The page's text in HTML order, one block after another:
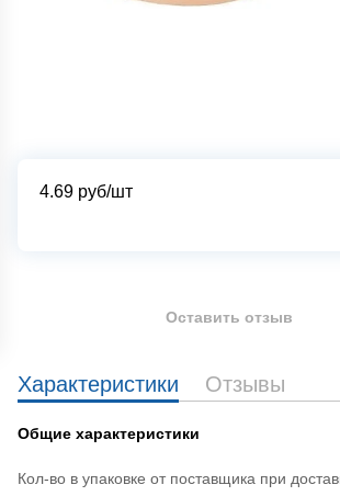
4.69 руб/шт
Характеристики Отзывы
Общие характеристики
Кол-во в упаковке от поставщика при
Оставить отзыв